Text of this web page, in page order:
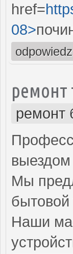
href=
08>
odpowiedz
ремонт
ремонт
Мы
бытовой
Наши